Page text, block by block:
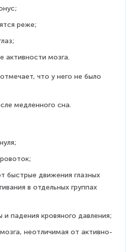
реже;
ак­тив­но­сти мозга.
что у него не было
медленного сна.
быст­рые дви­же­ния глаз­ных
в от­дель­ных груп­пах
па­де­ния кро­вя­но­го дав­ле­ния;
неот­ли­чи­мая от ак­тив­но­